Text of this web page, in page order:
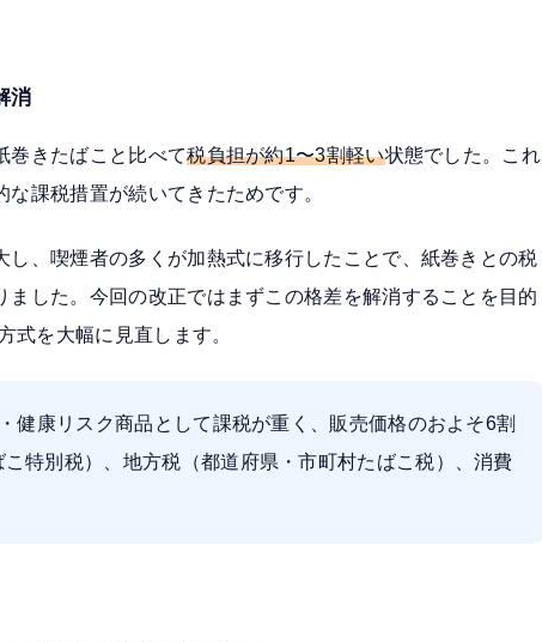
消
巻きたばこと比べて税負担が約1〜3割軽い状態でした。これ
課税措置が続いてきたためです。
し、喫煙者の多くが加熱式に移行したことで、紙巻きとの税
した。今回の改正ではまずこの格差を解消することを目的
式を大幅に見直します。
健康リスク商品として課税が重く、販売価格のおよそ6割
特別税）、地方税（都道府県・市町村たばこ税）、消費